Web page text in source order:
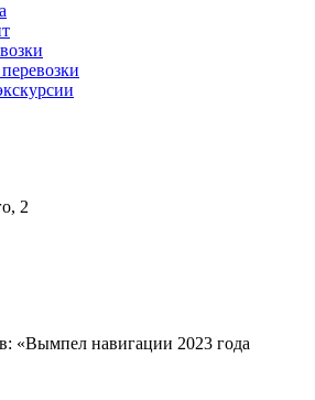
2
«Вымпел навигации 2023 года